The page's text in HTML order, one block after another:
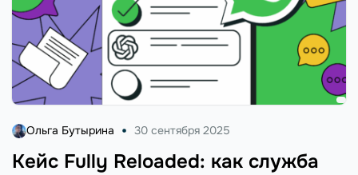
Кейс Fully Reloaded: как служба
Ольга Бутырина 30 сентября 2025